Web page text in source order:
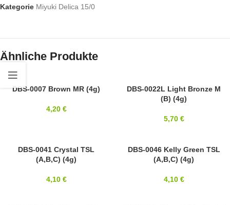
Kategorie Miyuki Delica 15/0
Ähnliche Produkte
15/0DBS-0007 Brown MR (4g)
4,20 €
15/0
DBS-0022L Light Bronze M
(B) (4g)
5,70 €
DBS-0041 Crystal TSL
(A,B,C) (4g)
4,10 €
15/0DBS-0046 Kelly Green TSL
(A,B,C) (4g)
4,10 €